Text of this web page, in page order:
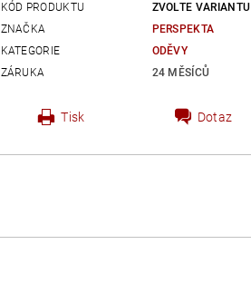
KÓD PRODUKTU
ZVOLTE VARIANTU
ZNAČKA
PERSPEKTA
KATEGORIE
ODĚVY
ZÁRUKA
24 MĚSÍCŮ
Tisk Dotaz